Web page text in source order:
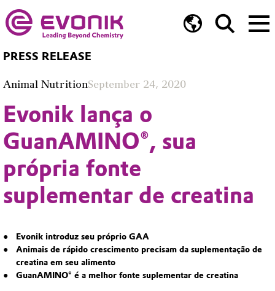
PRESS RELEASE
Animal NutritionSeptember 24, 2020
Evonik lança o
GuanAMINO®, sua
própria fonte
suplementar de creatina
Evonik introduz seu próprio GAA
Animais de rápido crescimento precisam da suplementação de
creatina em seu alimento
GuanAMINO® é a melhor fonte suplementar de creatina